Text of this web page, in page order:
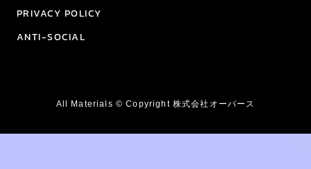
PRIVACY POLICY
ANTI-SOCIAL
All Materials © Copyright 株式会社オーバース